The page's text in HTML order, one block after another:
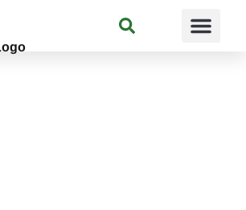
Suchen